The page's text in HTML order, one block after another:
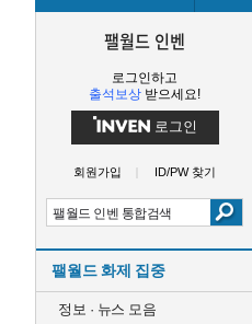
팰월드 인벤
로그인하고
출석보상 받으세요!
로그인
회원가입 ID/PW 찾기
팰월드 화제 집중
정보 · 뉴스 모음